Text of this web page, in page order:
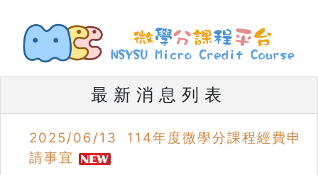
最新消息列表
2025/06/13 114年度微學分課程經費申
請事宜